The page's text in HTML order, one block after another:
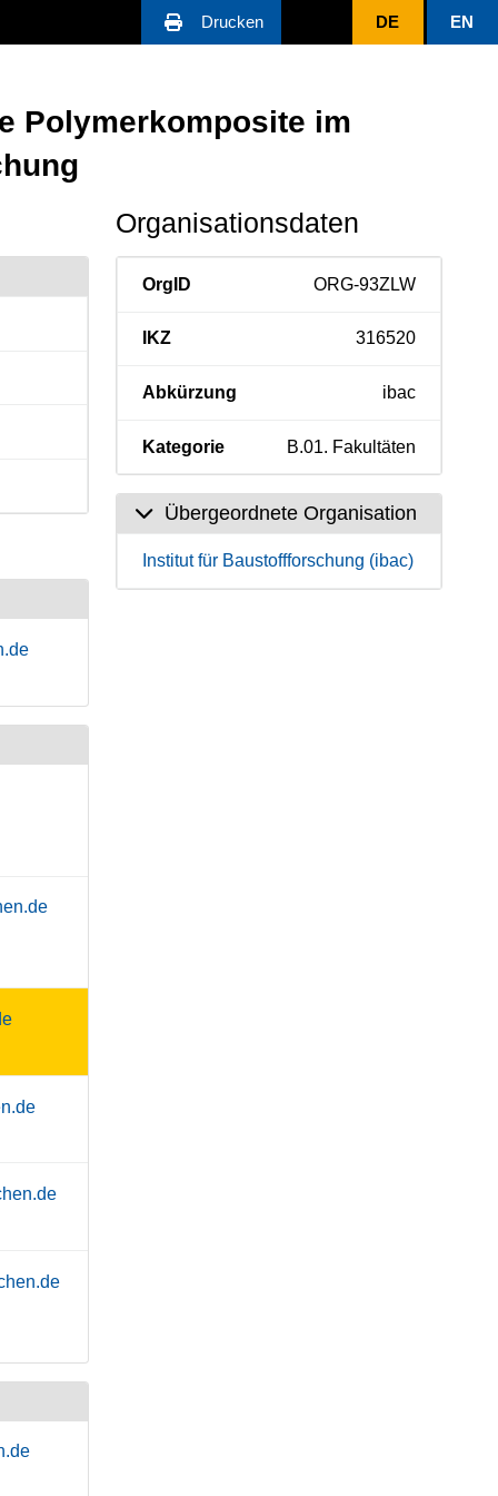
Drucken DE EN
Polymerkomposite im
Organisationsdaten
OrgID ORG-93ZLW
IKZ 316520
Abkürzung ibac
Kategorie B.01. Fakultäten
Übergeordnete Organisation
Institut für Baustoffforschung (ibac)